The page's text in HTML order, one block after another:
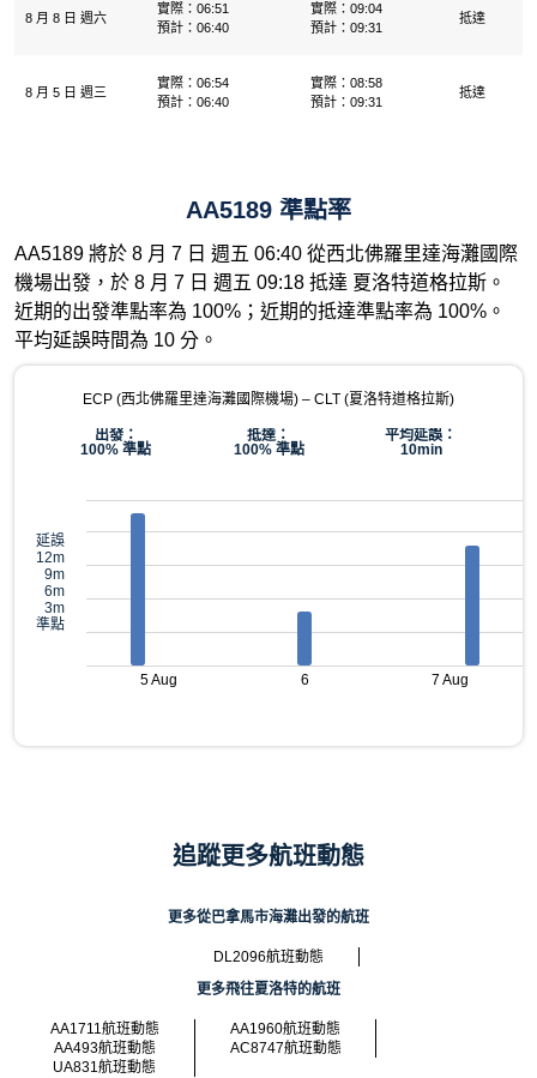
8 月 8 日 週六
實際：06:51
預計：06:40
實際：09:04
預計：09:31
抵達
8 月 5 日 週三
實際：06:54
預計：06:40
實際：08:58
預計：09:31
抵達
AA5189 準點率
AA5189 將於 8 月 7 日 週五 06:40 從西北佛羅里達海灘國際
機場出發，於 8 月 7 日 週五 09:18 抵達 夏洛特道格拉斯。
近期的出發準點率為 100%；近期的抵達準點率為 100%。
平均延誤時間為 10 分。
ECP (西北佛羅里達海灘國際機場) – CLT (夏洛特道格拉斯)
出發：
100% 準點
抵達：
100% 準點
平均延誤：
10min
延誤
12m
9m
6m
3m
準點
5 Aug 6 7 Aug
追蹤更多航班動態
更多從巴拿馬市海灘出發的航班
DL2096航班動態
更多飛往夏洛特的航班
AA1711航班動態
AA1960航班動態
AA493航班動態
AC8747航班動態
UA831航班動態